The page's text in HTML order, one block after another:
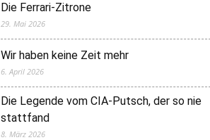
Die Ferrari-Zitrone
29. Mai 2026
Wir haben keine Zeit mehr
6. April 2026
Die Legende vom CIA-Putsch, der so nie
stattfand
8. März 2026